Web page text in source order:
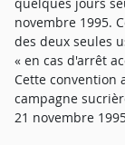
novembre 1995.
des deux seules
« en cas d'arrêt
Cette convention
campagne
21 novembre